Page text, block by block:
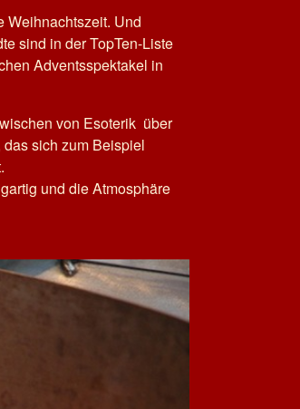
Weihnachtszeit. Und
sind in der TopTen-Liste
Adventsspektakel in
von Esoterik über
sich zum Beispiel
und die Atmosphäre